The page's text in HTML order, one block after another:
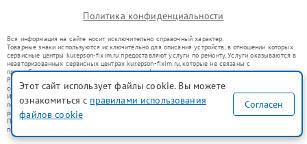
Политика конфиденциальности
Вся информация на сайте носит исключительно справочный характер.
Товарные знаки используются исключительно для описания устройств, в отношении которых
сервисные центры kur.epson-fixim.ru предоставляют услуги по ремонту. Услуги оказываются в
неавторизованных сервисных центрах kur.epson-fixim.ru, которые не связаны с
правообладателями товарных знаков или их официальными представителями.
Ремонт осуществляется для устройств, уже введенных в гражданский оборот в соответствии
со статьей 1487 ГК РФ.
Использование товарных знаков не преследует цели индивидуализации услуг или введения
потребителей в заблуждение, а служит для информирования о предоставляемых услугах по
ремонту техники указанных брендов.
Представленная на сайте информация не является публичной офертой, определяемой
положениями Статьи 437(2) Гражданского кодекса РФ
Этот сайт использует файлы cookie. Вы можете
ознакомиться с правилами использования
файлов cookie
Согласен